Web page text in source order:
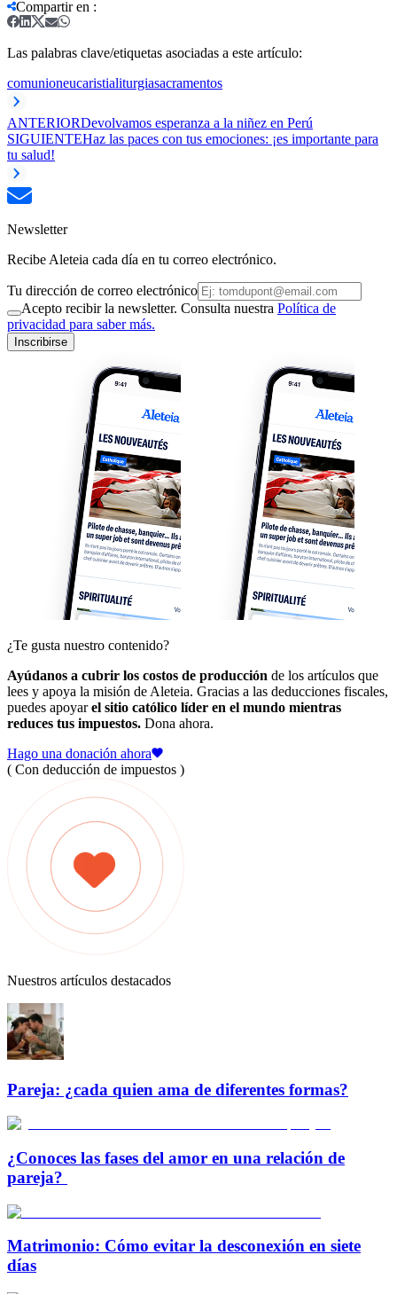
Compartir en :
Las palabras clave/etiquetas asociadas a este artículo:
comunioneucaristialiturgiasacramentos
ANTERIORDevolvamos esperanza a la niñez en Perú
SIGUIENTEHaz las paces con tus emociones: ¡es importante para
tu salud!
Newsletter
Recibe Aleteia cada día en tu correo electrónico.
Tu dirección de correo electrónico
Acepto recibir la newsletter. Consulta nuestra Política de
privacidad para saber más.
Inscribirse
¿Te gusta nuestro contenido?
Ayúdanos a cubrir los costos de producción de los artículos que
lees y apoya la misión de Aleteia. Gracias a las deducciones fiscales,
puedes apoyarel sitio católico líder en el mundo mientras
reduces tus impuestos. Dona ahora.
Hago una donación ahora
( Con deducción de impuestos )
Nuestros artículos destacados
Pareja: ¿cada quien ama de diferentes formas?
¿Conoces las fases del amor en una relación de
pareja?
Matrimonio: Cómo evitar la desconexión en siete
días